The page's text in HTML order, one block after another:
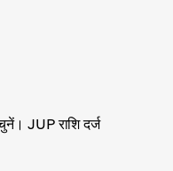
JUP राशि दर्ज